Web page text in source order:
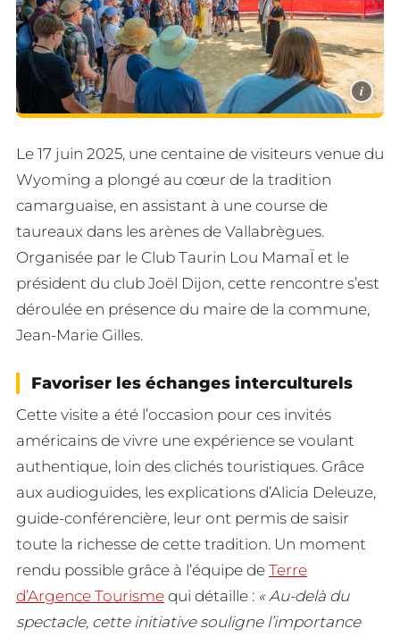
i
Le 17 juin 2025, une centaine de visiteurs venue du
Wyoming a plongé au cœur de la tradition
camarguaise, en assistant à une course de
taureaux dans les arènes de Vallabrègues.
Organisée par le Club Taurin Lou MamaÏ et le
président du club Joël Dijon, cette rencontre s’est
déroulée en présence du maire de la commune,
Jean-Marie Gilles.
Favoriser les échanges interculturels
Cette visite a été l’occasion pour ces invités
américains de vivre une expérience se voulant
authentique, loin des clichés touristiques. Grâce
aux audioguides, les explications d’Alicia Deleuze,
guide-conférencière, leur ont permis de saisir
toute la richesse de cette tradition. Un moment
rendu possible grâce à l’équipe de Terre
d’Argence Tourisme qui détaille : « Au-delà du
spectacle, cette initiative souligne l’importance